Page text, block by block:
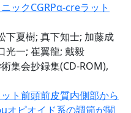
ックCGRPα-creラット
下夏樹; 真下知士; 加藤成
光一; 崔翼龍; 戴毅
集会抄録集(CD-ROM),
ト前頭前皮質内側部から
オピオイド系の調節が関